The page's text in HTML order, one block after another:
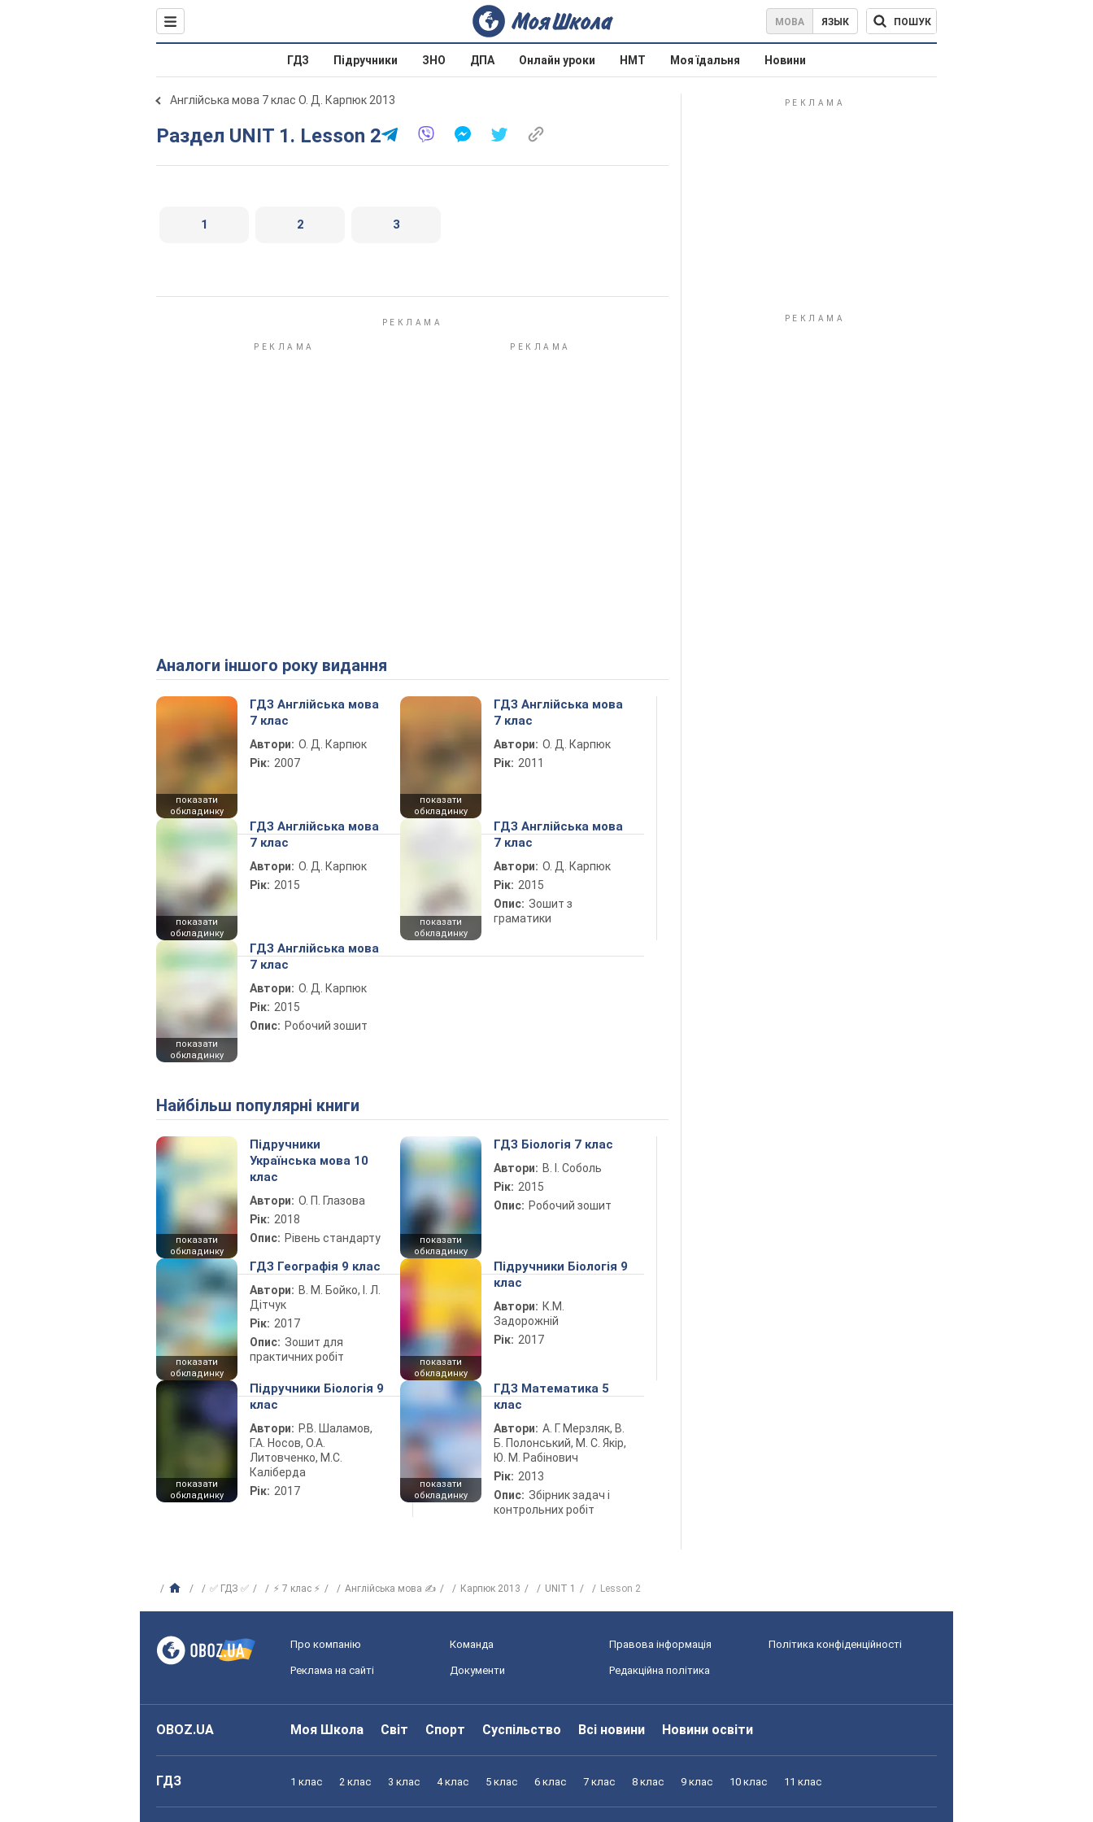
МОВА ЯЗЫК ПОШУК
ГДЗ Підручники ЗНО ДПА Онлайн уроки НМТ Моя їдальня Новини
Англійська мова 7 клас О. Д. Карпюк 2013
Раздел UNIT 1. Lesson 2
1 2 3
Аналоги іншого року видання
показати
обкладинку
ГДЗ Англійська мова
7 клас
Автори: О. Д. Карпюк
Рік: 2007
показати
обкладинку
ГДЗ Англійська мова
7 клас
Автори: О. Д. Карпюк
Рік: 2011
показати
обкладинку
ГДЗ Англійська мова
7 клас
Автори: О. Д. Карпюк
Рік: 2015
показати
обкладинку
ГДЗ Англійська мова
7 клас
Автори: О. Д. Карпюк
Рік: 2015
Опис: Зошит з
граматики
показати
обкладинку
ГДЗ Англійська мова
7 клас
Автори: О. Д. Карпюк
Рік: 2015
Опис: Робочий зошит
Найбільш популярні книги
показати
обкладинку
Підручники
Українська мова 10
клас
Автори: О. П. Глазова
Рік: 2018
Опис: Рівень стандарту
показати
обкладинку
ГДЗ Біологія 7 клас
Автори: В. І. Соболь
Рік: 2015
Опис: Робочий зошит
показати
обкладинку
ГДЗ Географія 9 клас
Автори: В. М. Бойко, І. Л.
Дітчук
Рік: 2017
Опис: Зошит для
практичних робіт
показати
обкладинку
Підручники Біологія 9
клас
Автори: К.М.
Задорожній
Рік: 2017
показати
обкладинку
Підручники Біологія 9
клас
Автори: Р.В. Шаламов,
Г.А. Носов, О.А.
Литовченко, М.С.
Каліберда
Рік: 2017
показати
обкладинку
ГДЗ Математика 5
клас
Автори: А. Г. Мерзляк, В.
Б. Полонський, М. С. Якір,
Ю. М. Рабінович
Рік: 2013
Опис: Збірник задач і
контрольних робіт
✅ ГДЗ ✅ ⚡ 7 клас ⚡ Англійська мова ✍ Карпюк 2013 UNIT 1 Lesson 2
Про компанію Команда Правова інформація Політика конфіденційності
Реклама на сайті Документи Редакційна політика
OBOZ.UA Моя Школа Світ Спорт Суспільство Всі новини Новини освіти
ГДЗ 1 клас 2 клас 3 клас 4 клас 5 клас 6 клас 7 клас 8 клас 9 клас 10 клас 11 клас